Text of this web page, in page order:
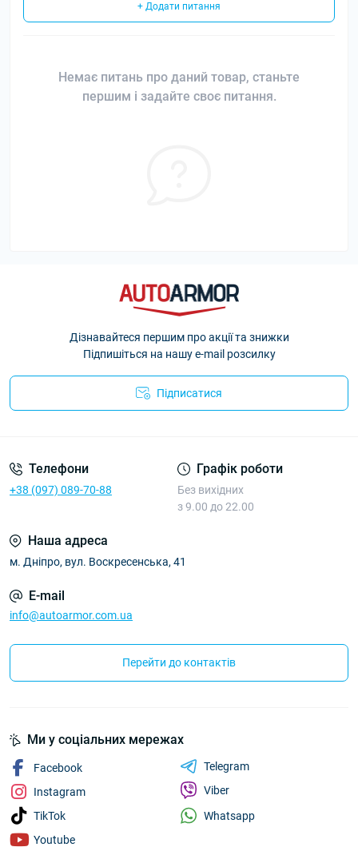
+ Додати питання
Немає питань про даний товар, станьте
першим і задайте своє питання.
Дізнавайтеся першим про акції та знижки
Підпишіться на нашу e-mail розсилку
Підписатися
Телефони
+38 (097) 089-70-88
Графік роботи
Без вихідних
з 9.00 до 22.00
Наша адреса
м. Дніпро, вул. Воскресенська, 41
E-mail
info@autoarmor.com.ua
Перейти до контактів
Ми у соціальних мережах
Facebook
Instagram
TikTok
Youtube
Telegram
Viber
Whatsapp